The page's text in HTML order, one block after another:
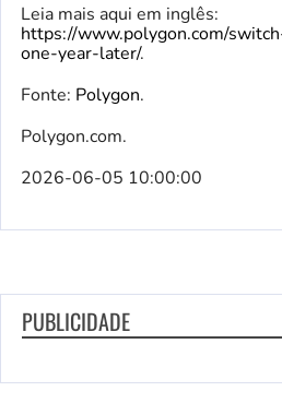
Leia mais aqui em inglês:
https://www.polygon.com/
one-year-later/.
Fonte: Polygon.
Polygon.com.
2026-06-05 10:00:00
PUBLICIDADE